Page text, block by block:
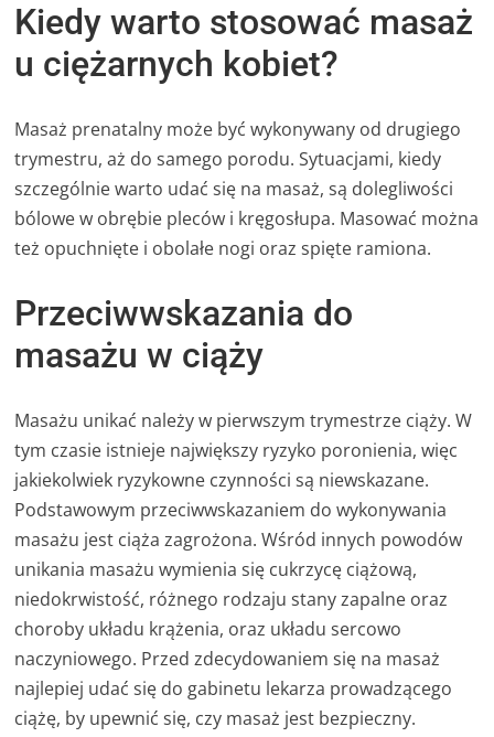
Kiedy warto stosować masaż
u ciężarnych kobiet?
Masaż prenatalny może być wykonywany od drugiego
trymestru, aż do samego porodu. Sytuacjami, kiedy
szczególnie warto udać się na masaż, są dolegliwości
bólowe w obrębie pleców i kręgosłupa. Masować można
też opuchnięte i obolałe nogi oraz spięte ramiona.
Przeciwwskazania do
masażu w ciąży
Masażu unikać należy w pierwszym trymestrze ciąży. W
tym czasie istnieje największy ryzyko poronienia, więc
jakiekolwiek ryzykowne czynności są niewskazane.
Podstawowym przeciwwskazaniem do wykonywania
masażu jest ciąża zagrożona. Wśród innych powodów
unikania masażu wymienia się cukrzycę ciążową,
niedokrwistość, różnego rodzaju stany zapalne oraz
choroby układu krążenia, oraz układu sercowo
naczyniowego. Przed zdecydowaniem się na masaż
najlepiej udać się do gabinetu lekarza prowadzącego
ciążę, by upewnić się, czy masaż jest bezpieczny.